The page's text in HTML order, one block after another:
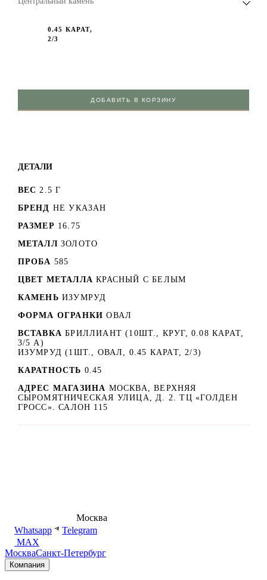
0.45 КАРАТ,
2/3
ДОБАВИТЬ В КОРЗИНУ
ДЕТАЛИ
ВЕС 2.5 Г
БРЕНД НЕ УКАЗАН
РАЗМЕР 16.75
МЕТАЛЛ ЗОЛОТО
ПРОБА 585
ЦВЕТ МЕТАЛЛА КРАСНЫЙ C БЕЛЫМ
КАМЕНЬ ИЗУМРУД
ФОРМА ОГРАНКИ ОВАЛ
ВСТАВКА БРИЛЛИАНТ (10ШТ., КРУГ, 0.08 КАРАТ,
3/5 А)
ИЗУМРУД (1ШТ., ОВАЛ, 0.45 КАРАТ, 2/3)
КАРАТНОСТЬ 0.45
АДРЕС МАГАЗИНА МОСКВА, ВЕРХНЯЯ
СЫРОМЯТНИЧЕСКАЯ УЛИЦА, Д. 2. ТЦ «ГОЛДЕН
ГРОСС». САЛОН 115
Москва
Whatsapp
Telegram
MAX
МоскваСанкт-Петербург
Компания